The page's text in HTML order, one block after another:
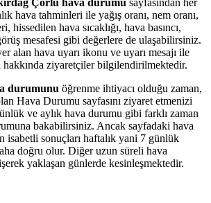
hava tahminleri ile yağış oranı, nem oranı,
hissedilen hava sıcaklığı, hava basıncı,
mesafesi gibi değerlere de ulaşabilirsiniz.
alan hava uyarı ikonu ve uyarı mesajı ile
hakkında ziyaretçiler bilgilendirilmektedir.
durumunu öğrenme ihtiyacı olduğu zaman,
Hava Durumu sayfasını ziyaret etmenizi
ve aylık hava durumu gibi farklı zaman
bakabilirsiniz. Ancak sayfadaki hava
isabetli sonuçları haftalık yani 7 günlük
doğru olur. Diğer uzun süreli hava
yaklaşan günlerde kesinleşmektedir.